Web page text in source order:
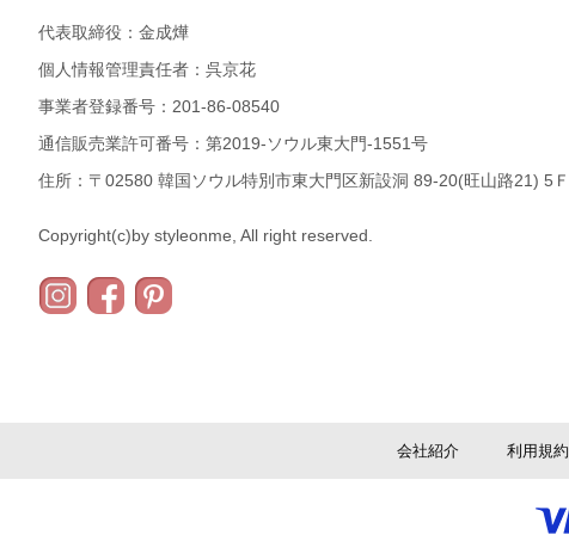
代表取締役：金成燁
個人情報管理責任者：呉京花
事業者登録番号：201-86-08540
通信販売業許可番号：第2019-ソウル東大門-1551号
住所：〒02580 韓国ソウル特別市東大門区新設洞 89-20(旺山路21) 5Ｆ
Copyright(c)by styleonme, All right reserved.
会社紹介 利用規約